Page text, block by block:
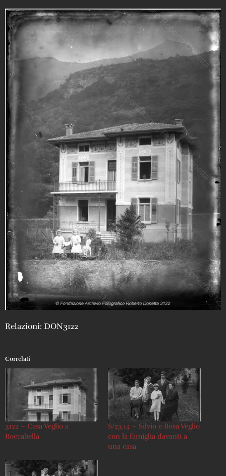
Relazioni: DON3122
Correlati
3122 – Casa Veglio a
Roccabella
S/23.14 – Silvio e Rosa Veglio
con la famiglia davanti a
una casa